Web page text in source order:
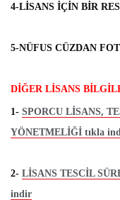
4-LİSANS İÇİN BİR
5-NÜFUS CÜZDAN
DİĞER LİSANS
1- SPORCU LİSANS,
YÖNETMELİĞİ tıkla
2- LİSANS TESCİL
indir